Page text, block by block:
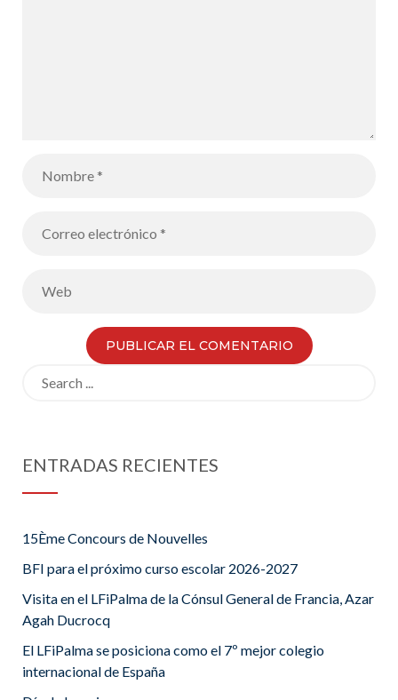
ENTRADAS RECIENTES
15Ème Concours de Nouvelles
BFI para el próximo curso escolar 2026-2027
Visita en el LFiPalma de la Cónsul General de Francia, Azar
Agah Ducrocq
El LFiPalma se posiciona como el 7º mejor colegio
internacional de España